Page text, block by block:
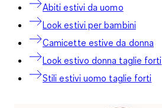
Abiti estivi da uomo
Look estivi per bambini
Camicette estive da donna
Look estivo donna taglie forti
Stili estivi uomo taglie forti